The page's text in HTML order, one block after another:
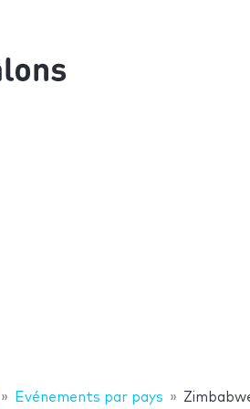
Evénements par pays